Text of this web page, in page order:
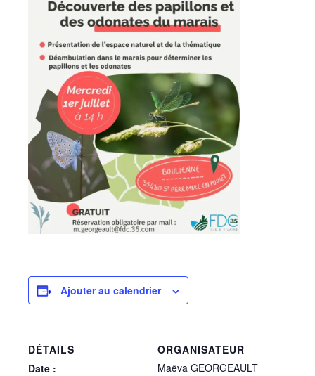
Ajouter au calendrier
DÉTAILS
Date :
ORGANISATEUR
Maëva GEORGEAULT